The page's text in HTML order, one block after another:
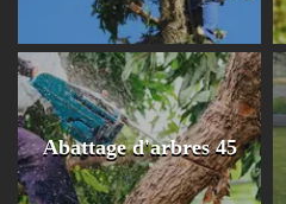
Abattage d'arbres 45